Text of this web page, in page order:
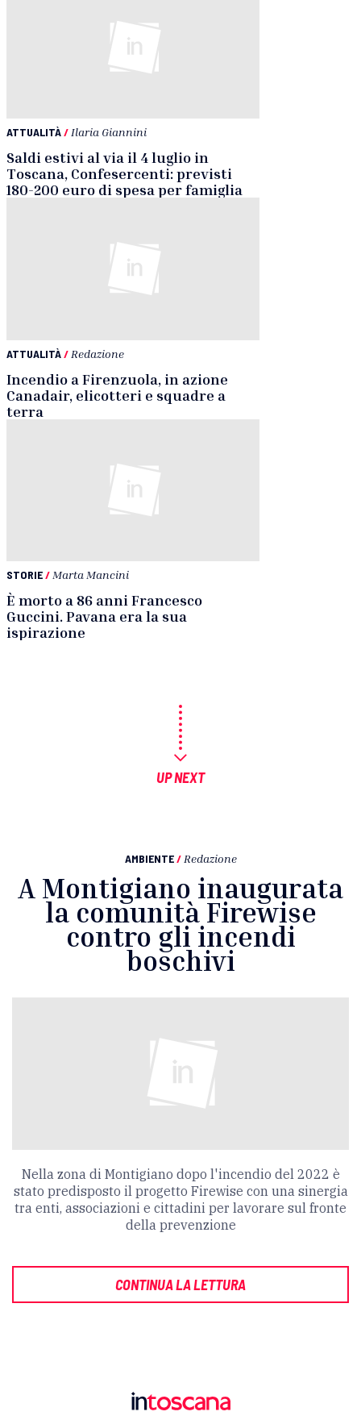
ATTUALITÀ/ Ilaria Giannini
Saldi estivi al via il 4 luglio in
Toscana, Confesercenti: previsti
180-200 euro di spesa per famiglia
ATTUALITÀ/ Redazione
Incendio a Firenzuola, in azione
Canadair, elicotteri e squadre a
terra
STORIE/ Marta Mancini
È morto a 86 anni Francesco
Guccini. Pavana era la sua
ispirazione
UP NEXT
AMBIENTE / Redazione
A Montigiano inaugurata
la comunità Firewise
contro gli incendi
boschivi
Nella zona di Montigiano dopo l'incendio del 2022 è
stato predisposto il progetto Firewise con una sinergia
tra enti, associazioni e cittadini per lavorare sul fronte
della prevenzione
CONTINUA LA LETTURA